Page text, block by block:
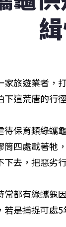
家旅遊業者，
下這荒唐的行
待保育類綠蠵
筒四處載著牠
下去，把惡劣
常都有綠蠵龜
若是捕捉可處